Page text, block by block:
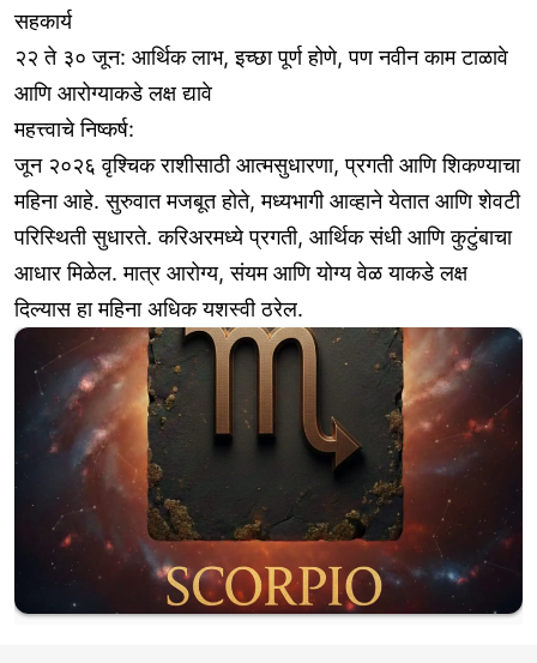
सहकार्य
२२ ते ३० जून: आर्थिक लाभ, इच्छा पूर्ण होणे, पण नवीन काम टाळावे
आणि आरोग्याकडे लक्ष द्यावे
महत्त्वाचे निष्कर्ष:
जून २०२६ वृश्चिक राशीसाठी आत्मसुधारणा, प्रगती आणि शिकण्याचा
महिना आहे. सुरुवात मजबूत होते, मध्यभागी आव्हाने येतात आणि शेवटी
परिस्थिती सुधारते. करिअरमध्ये प्रगती, आर्थिक संधी आणि कुटुंबाचा
आधार मिळेल. मात्र आरोग्य, संयम आणि योग्य वेळ याकडे लक्ष
दिल्यास हा महिना अधिक यशस्वी ठरेल.